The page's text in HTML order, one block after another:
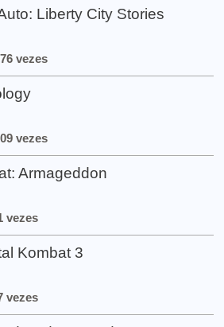
Liberty City Stories
vezes
vezes
Armageddon
vezes
Kombat 3
vezes